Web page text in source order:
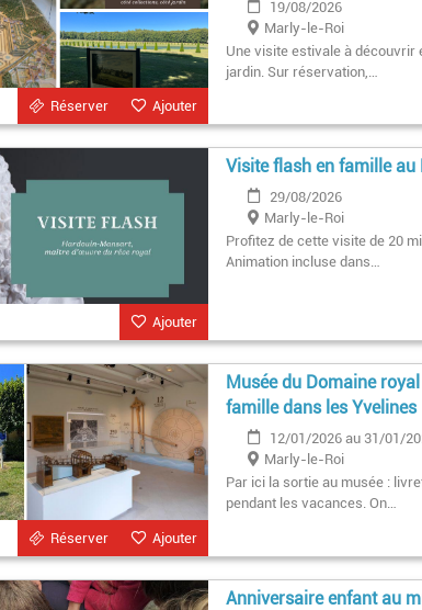
Ajouter
Réserver
19/08/2026
Marly-le-Roi
Une visite estivale à découvrir
jardin. Sur réservation,…
Ajouter
Visite flash en famille
29/08/2026
Marly-le-Roi
Profitez de cette visite de 20
Animation incluse dans…
Ajouter
Réserver
Musée du Domaine
famille dans les Yvelines
12/01/2026 au 31/01/
Marly-le-Roi
Par ici la sortie au musée :
pendant les vacances. On…
Anniversaire enfant au